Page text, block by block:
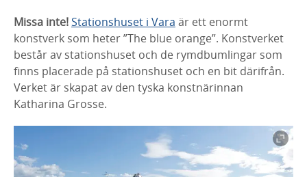
Missa inte!Stationshuset i Vara är ett enormt
konstverk som heter ”The blue orange”. Konstverket
består av stationshuset och de rymdbumlingar som
finns placerade på stationshuset och en bit därifrån.
Verket är skapat av den tyska konstnärinnan
Katharina Grosse.